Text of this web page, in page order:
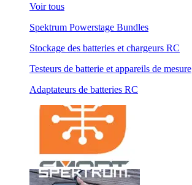
Voir tous
Spektrum Powerstage Bundles
Stockage des batteries et chargeurs RC
Testeurs de batterie et appareils de mesure
Adaptateurs de batteries RC